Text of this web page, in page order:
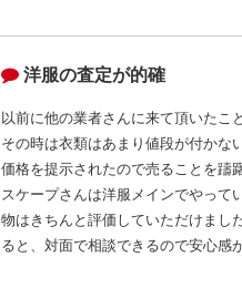
洋服の査定が的確
以前に他の業者さんに来て頂いたこ
その時は衣類はあまり値段が付かな
価格を提示されたので売ることを躊
スケープさんは洋服メインでやって
物はきちんと評価していただけまし
ると、対面で相談できるので安心感